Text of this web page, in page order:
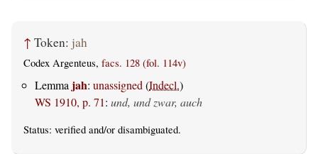
↑ Token: jah
Codex Argenteus, facs. 128 (fol. 114v)
Lemma jah: unassigned (Indecl.)
WS 1910, p. 71: und, und zwar, auch
Status: verified and/or disambiguated.